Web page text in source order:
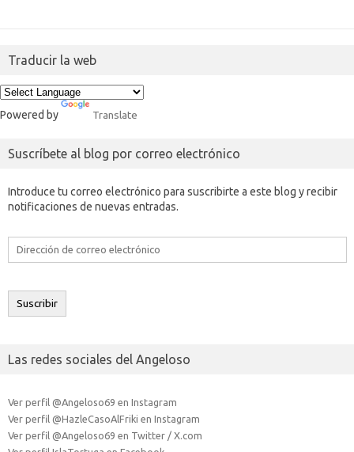
Traducir la web
Powered by Translate
Suscríbete al blog por correo electrónico
Introduce tu correo electrónico para suscribirte a este blog y recibir
notificaciones de nuevas entradas.
Dirección
electrónico
Suscribir
Las redes sociales del Angeloso
Ver perfil @Angeloso69 en Instagram
Ver perfil @HazleCasoAlFriki en Instagram
Ver perfil @Angeloso69 en Twitter / X.com